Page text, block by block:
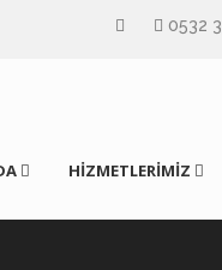
0532
HİZMETLERİMİZ